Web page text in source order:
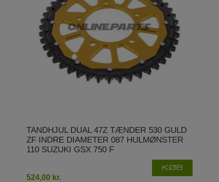
TANDHJUL DUAL 47Z TÆNDER 530 GULD
ZF INDRE DIAMETER 087 HULMØNSTER
110 SUZUKI GSX 750 F
524,00 kr.
KØB